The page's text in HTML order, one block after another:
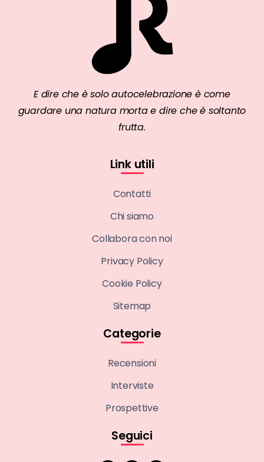
E dire che è solo autocelebrazione è come
guardare una natura morta e dire che è soltanto
frutta.
Link utili
Contatti
Chi siamo
Collabora con noi
Privacy Policy
Cookie Policy
Sitemap
Categorie
Recensioni
Interviste
Prospettive
Seguici